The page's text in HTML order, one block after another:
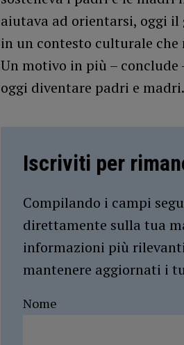
aiutava ad orientarsi, oggi
in un contesto culturale
Un motivo in più – conclude
oggi diventare padri e madri.
Iscriviti per
Compilando i campi
direttamente sulla tua
informazioni più
mantenere aggiornati i
Nome